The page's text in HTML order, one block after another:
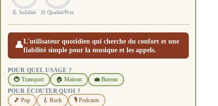
💪 Solidité ⚖️ Qualité/Prix
👤L'utilisateur quotidien qui cherche du confort et une
fiabilité simple pour la musique et les appels.
POUR QUEL USAGE ?
🚇 Transport 🏠 Maison 💼 Bureau
POUR ÉCOUTER QUOI ?
🎵 Pop 🎸 Rock 🎙️ Podcasts